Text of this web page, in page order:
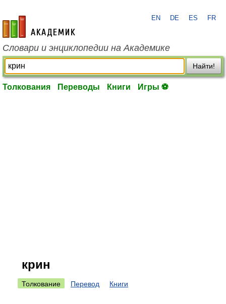
academic.ru
EN DE ES FR
Словари и энциклопедии на Академике
Найти!
Толкования Переводы Книги Игры ⚽
крин
Толкование Перевод Книги